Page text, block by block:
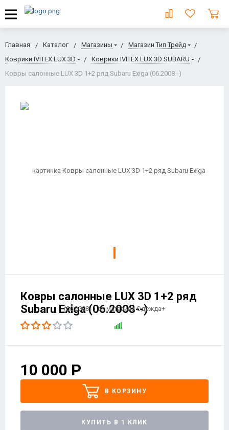
Главная Каталог Магазины
Магазин Тип Трейд
Коврики IVITEX LUX 3D
Коврики IVITEX LUX 3D SUBARU
Ковры салонные LUX 3D 1+2 ряд Subaru Exiga (06.2008--)
Ковры салонные LUX 3D 1+2 ряд
Subaru Exiga (06.2008--)
10 000 Р
В КОРЗИНУ
КУПИТЬ В 1 КЛИК